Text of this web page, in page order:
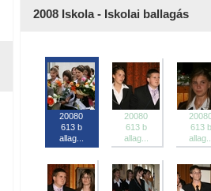
2008 Iskola - Iskolai ballagás
20080
613 b
allag...
20080
613 b
allag...
613 b